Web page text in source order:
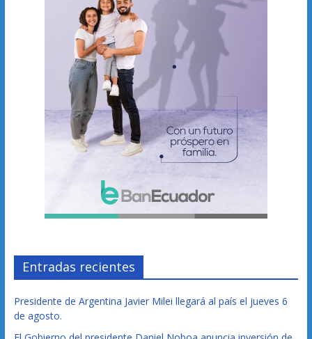
Entradas recientes
Presidente de Argentina Javier Milei llegará al país el jueves 6
de agosto.